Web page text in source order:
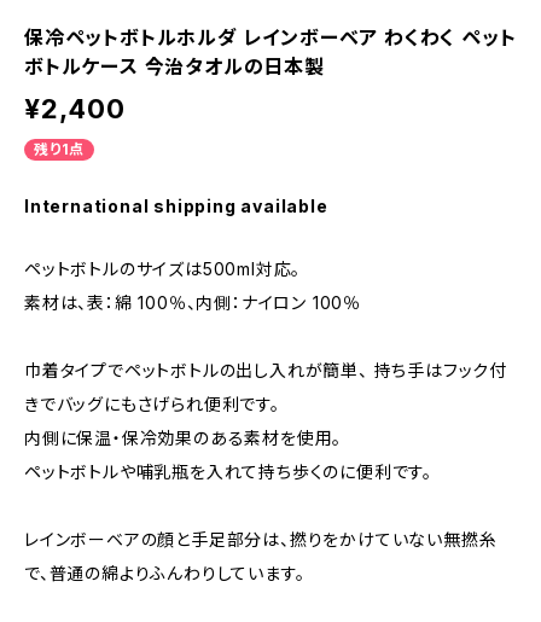
保冷ペットボトルホルダ レインボーベア わくわく ペット
ボトルケース 今治タオルの日本製
¥2,400
残り1点
International shipping available
ペットボトルのサイズは500ml対応。
素材は、表：綿 100％、内側：ナイロン 100％
巾着タイプでペットボトルの出し入れが簡単、 持ち手はフック付
きでバッグにもさげられ便利です。
内側に保温・保冷効果のある素材を使用。
ペットボトルや哺乳瓶を入れて持ち歩くのに便利です。
レインボーベアの顔と手足部分は、撚りをかけていない無撚糸
で、普通の綿よりふんわりしています。